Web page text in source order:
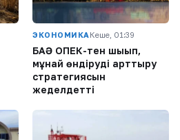
ЭКОНОМИКАКеше, 01:39
БАӘ ОПЕК-тен шығып,
мұнай өндіруді арттыру
стратегиясын
жеделдетті